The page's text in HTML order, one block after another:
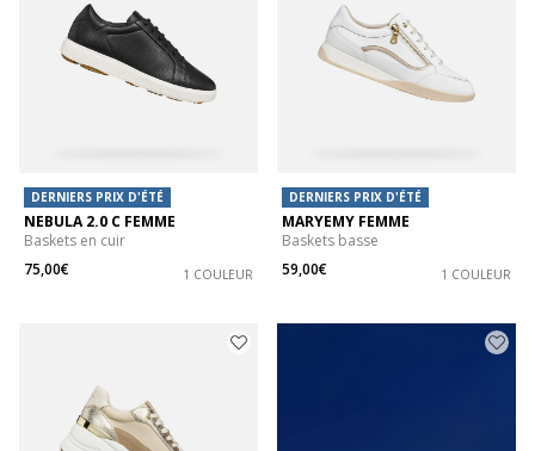
DERNIERS PRIX D'ÉTÉ
NEBULA 2.0 C FEMME
Baskets en cuir
75,00€
1 COULEUR
DERNIERS PRIX D'ÉTÉ
MARYEMY FEMME
Baskets basse
59,00€
1 COULEUR